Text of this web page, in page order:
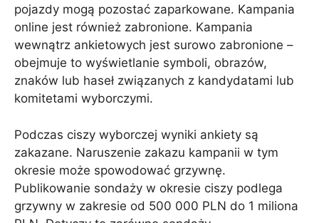
pojazdy mogą pozostać zaparkowane. Kampania
online jest również zabronione. Kampania
wewnątrz ankietowych jest surowo zabronione –
obejmuje to wyświetlanie symboli, obrazów,
znaków lub haseł związanych z kandydatami lub
komitetami wyborczymi.
Podczas ciszy wyborczej wyniki ankiety są
zakazane. Naruszenie zakazu kampanii w tym
okresie może spowodować grzywnę.
Publikowanie sondaży w okresie ciszy podlega
grzywny w zakresie od 500 000 PLN do 1 miliona